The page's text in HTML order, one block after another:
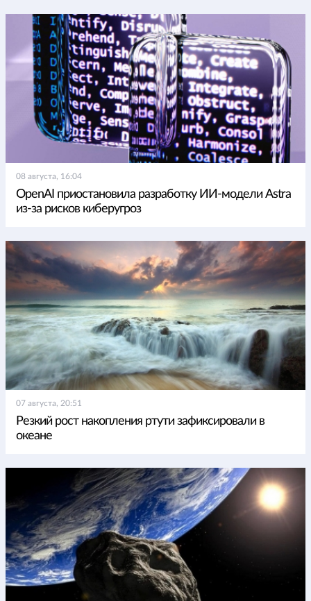
08 августа, 16:04
OpenAI приостановила разработку ИИ-модели Astra
из-за рисков киберугроз
07 августа, 20:51
Резкий рост накопления ртути зафиксировали в
океане